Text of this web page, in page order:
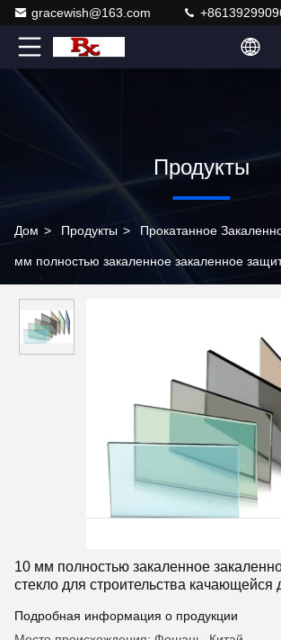
gracewish@163.com
Продукты
Дом > Продукты > Прокатанное
мм полностью закаленное закаленное
10 мм полностью закаленное
стекло для строительства
Подробная информация о продукции